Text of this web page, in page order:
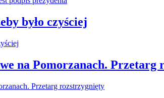
było czyściej
na Pomorzanach. Przetarg